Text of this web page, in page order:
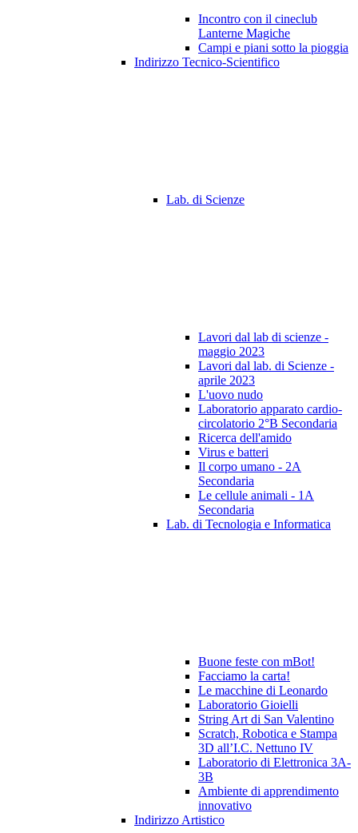
Incontro con il cineclub
Lanterne Magiche
Campi e piani sotto la pioggia
Indirizzo Tecnico-Scientifico
Lab. di Scienze
Lavori dal lab di scienze -
maggio 2023
Lavori dal lab. di Scienze -
aprile 2023
L'uovo nudo
Laboratorio apparato cardio-
circolatorio 2°B Secondaria
Ricerca dell'amido
Virus e batteri
Il corpo umano - 2A
Secondaria
Le cellule animali - 1A
Secondaria
Lab. di Tecnologia e Informatica
Buone feste con mBot!
Facciamo la carta!
Le macchine di Leonardo
Laboratorio Gioielli
String Art di San Valentino
Scratch, Robotica e Stampa
3D all’I.C. Nettuno IV
Laboratorio di Elettronica 3A-
3B
Ambiente di apprendimento
innovativo
Indirizzo Artistico